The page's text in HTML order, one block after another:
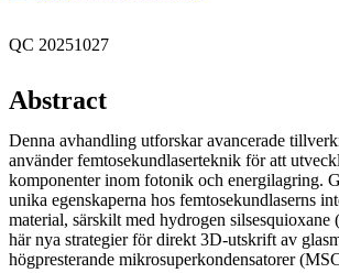
QC 20251027
Abstract
Denna avhandling utforskar avancerade
använder femtosekundlaserteknik för att
komponenter inom fotonik och energilagring.
unika egenskaperna hos femtosekundlaserns
material, särskilt med hydrogen silsesquioxane
här nya strategier för direkt 3D-utskrift av
högpresterande mikrosuperkondensatorer